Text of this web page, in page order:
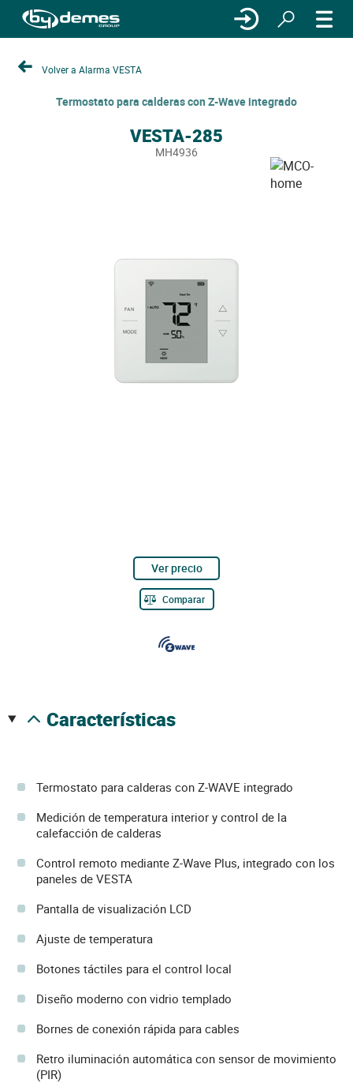
Volver a Alarma VESTA
Termostato para calderas con Z-Wave integrado
VESTA-285
MH4936
Ver precio
Comparar
características
Termostato para calderas con Z-WAVE integrado
Medición de temperatura interior y control de la
calefacción de calderas
Control remoto mediante Z-Wave Plus, integrado con los
paneles de VESTA
Pantalla de visualización LCD
Ajuste de temperatura
Botones táctiles para el control local
Diseño moderno con vidrio templado
Bornes de conexión rápida para cables
Retro iluminación automática con sensor de movimiento
(PIR)